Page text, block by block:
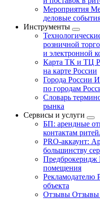
Мероприятия
деловые
Инструменты
розничной
и электронной
Карта ТК и ТЦ
на карте России
Города России
по городам
Словарь
рынка
Сервисы и услуги
БП: арендные
контактам
PRO-аккаунт:
большинству
Предброкеридж
помещения
Рекламодателю
объекта
Отзывы Отзывы